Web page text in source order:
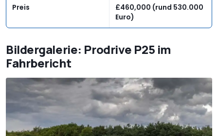
Preis
£460,000 (rund 530.000
Euro)
Bildergalerie: Prodrive P25 im
Fahrbericht